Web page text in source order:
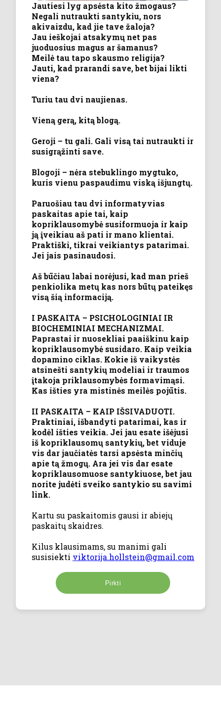
Jautiesi lyg apsėsta kito žmogaus?
Negali nutraukti santykiu, nors
akivaizdu, kad jie tave žaloja?
Jau ieškojai atsakymų net pas
juoduosius magus ar šamanus?
Meilė tau tapo skausmo religija?
Jauti, kad prarandi save, bet bijai likti
viena?
Turiu tau dvi naujienas.
Vieną gerą, kitą blogą.
Geroji – tu gali. Gali visą tai nutraukti ir
susigrąžinti save.
Blogoji – nėra stebuklingo mygtuko,
kuris vienu paspaudimu viską išjungtų.
Paruošiau tau dvi informatyvias
paskaitas apie tai, kaip
kopriklausomybė susiformuoja ir kaip
ją įveikiau aš pati ir mano klientai.
Praktiški, tikrai veikiantys patarimai.
Jei jais pasinaudosi.
Aš būčiau labai norėjusi, kad man prieš
penkiolika metų kas nors būtų pateikęs
visą šią informaciją.
I PASKAITA – PSICHOLOGINIAI IR
BIOCHEMINIAI MECHANIZMAI.
Paprastai ir nuosekliai paaiškinu kaip
kopriklausomybė susidaro. Kaip veikia
dopamino ciklas. Kokie iš vaikystės
atsinešti santykių modeliai ir traumos
įtakoja priklausomybės formavimąsi.
Kas išties yra mistinės meilės pojūtis.
II PASKAITA – KAIP IŠSIVADUOTI.
Praktiniai, išbandyti patarimai, kas ir
kodėl išties veikia. Jei jau esate išėjusi
iš kopriklausomų santykių, bet viduje
vis dar jaučiatės tarsi apsėsta minčių
apie tą žmogų. Ara jei vis dar esate
kopriklausomuose santykiuose, bet jau
norite judėti sveiko santykio su savimi
link.
Kartu su paskaitomis gausi ir abiejų
paskaitų skaidres.
Kilus klausimams, su manimi gali
susisiekti viktorija.hollstein@gmail.com